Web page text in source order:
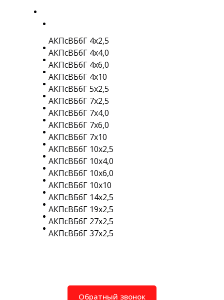
АКПсВБбГ 4х2,5
АКПсВБбГ 4х4,0
АКПсВБбГ 4х6,0
АКПсВБбГ 4х10
АКПсВБбГ 5х2,5
АКПсВБбГ 7х2,5
АКПсВБбГ 7х4,0
АКПсВБбГ 7х6,0
АКПсВБбГ 7х10
АКПсВБбГ 10х2,5
АКПсВБбГ 10х4,0
АКПсВБбГ 10х6,0
АКПсВБбГ 10х10
АКПсВБбГ 14х2,5
АКПсВБбГ 19х2,5
АКПсВБбГ 27х2,5
АКПсВБбГ 37х2,5
Обратный звонок